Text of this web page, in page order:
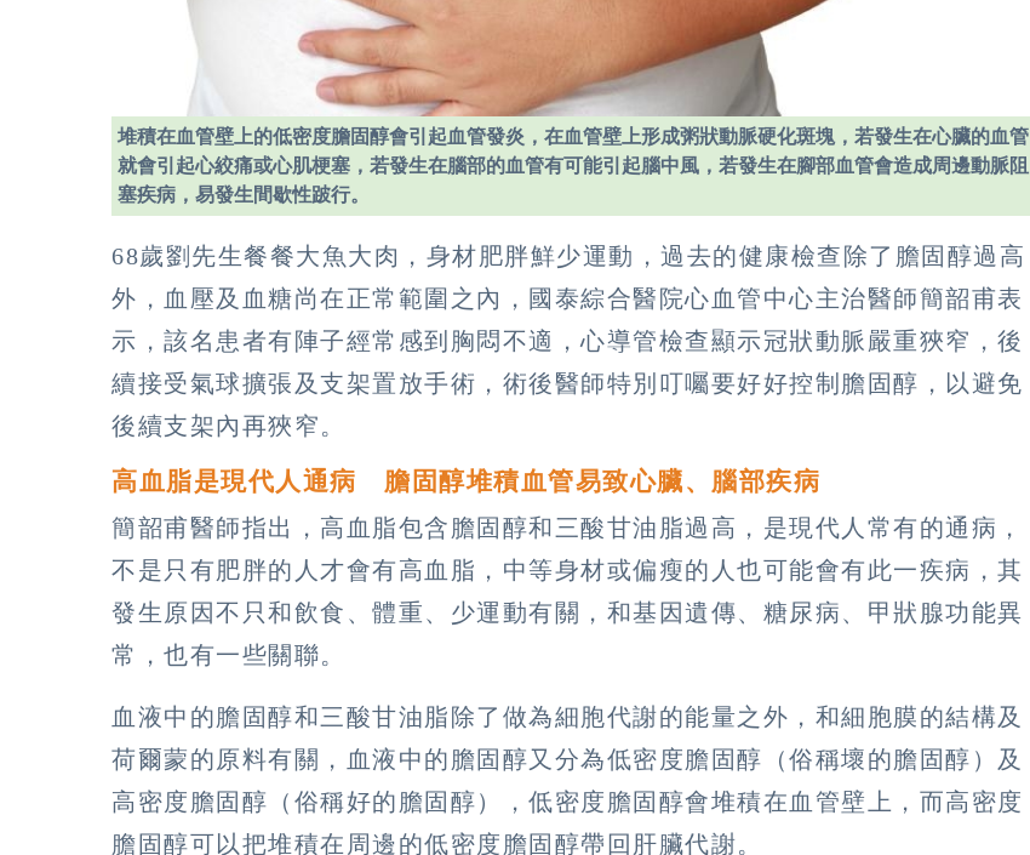
堆積在血管壁上的低密度膽固醇會引起血管發炎，在血管壁上形成粥狀動脈硬化斑塊，若發生在心臟的血管
就會引起心絞痛或心肌梗塞，若發生在腦部的血管有可能引起腦中風，若發生在腳部血管會造成周邊動脈阻
塞疾病，易發生間歇性跛行。
68歲劉先生餐餐大魚大肉，身材肥胖鮮少運動，過去的健康檢查除了膽固醇過高
外，血壓及血糖尚在正常範圍之內，國泰綜合醫院心血管中心主治醫師簡韶甫表
示，該名患者有陣子經常感到胸悶不適，心導管檢查顯示冠狀動脈嚴重狹窄，後
續接受氣球擴張及支架置放手術，術後醫師特別叮囑要好好控制膽固醇，以避免
後續支架內再狹窄。
高血脂是現代人通病 膽固醇堆積血管易致心臟、腦部疾病
簡韶甫醫師指出，高血脂包含膽固醇和三酸甘油脂過高，是現代人常有的通病，
不是只有肥胖的人才會有高血脂，中等身材或偏瘦的人也可能會有此一疾病，其
發生原因不只和飲食、體重、少運動有關，和基因遺傳、糖尿病、甲狀腺功能異
常，也有一些關聯。
血液中的膽固醇和三酸甘油脂除了做為細胞代謝的能量之外，和細胞膜的結構及
荷爾蒙的原料有關，血液中的膽固醇又分為低密度膽固醇（俗稱壞的膽固醇）及
高密度膽固醇（俗稱好的膽固醇），低密度膽固醇會堆積在血管壁上，而高密度
膽固醇可以把堆積在周邊的低密度膽固醇帶回肝臟代謝。